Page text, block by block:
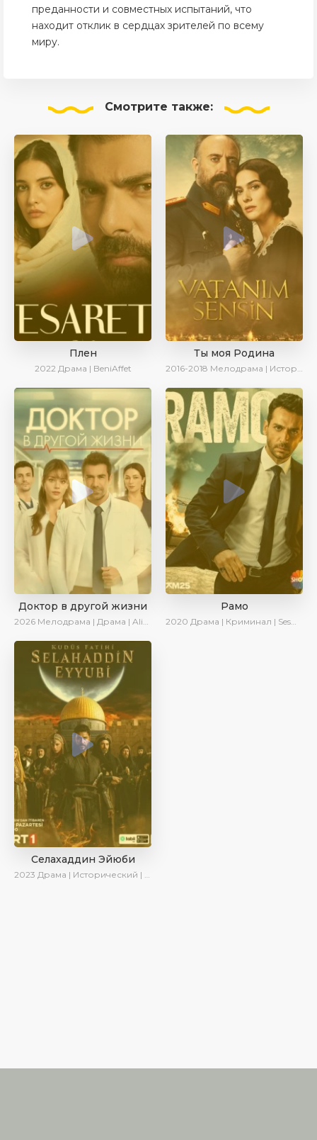
преданности и совместных испытаний, что
находит отклик в сердцах зрителей по всему
миру.
Смотрите также:
Плен
2022 Драма | BeniAffet
Ты моя Родина
2016-2018 Мелодрама | Исторический | Военный | Turok1990
Доктор в другой жизни
2026 Мелодрама | Драма | AlisaDirilis | Новинки
Рамо
2020 Драма | Криминал | SesDizi | Ирина Котова
Селахаддин Эйюби
2023 Драма | Исторический | Сериалы 2023